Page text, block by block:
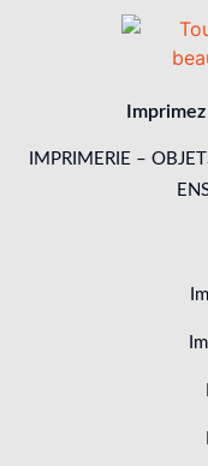
IMPRIMERIE –